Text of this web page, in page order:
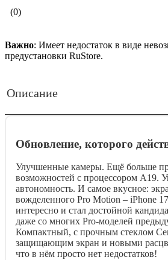
(0)
Важно: Имеет недостаток в виде
предустановки RuStore.
Описание
Обновление, которого
Улучшенные камеры. Ещё больше
возможностей с процессором A19.
автономность. И самое вкусное:
вожделенного Pro Motion – iPhone
интересно и стал достойной
даже со многих Pro-моделей
Компактный, с прочным стеклом
защищающим экран и новыми
что в нём просто нет недостатков!